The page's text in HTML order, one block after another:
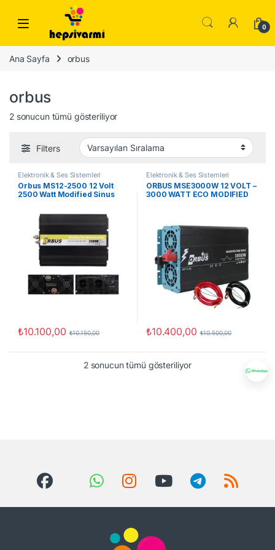
Skip to navigation
0
Ana Sayfa orbus
orbus
2 sonucun tümü gösteriliyor
Filters
Elektronik & Ses Sistemleri
Orbus MS12-2500 12 Volt
2500 Watt Modified Sinus
₺10.100,00 ₺10.150,00
Elektronik & Ses Sistemleri
ORBUS MSE3000W 12 VOLT –
3000 WATT ECO MODIFIED
₺10.400,00 ₺10.500,00
2 sonucun tümü gösteriliyor